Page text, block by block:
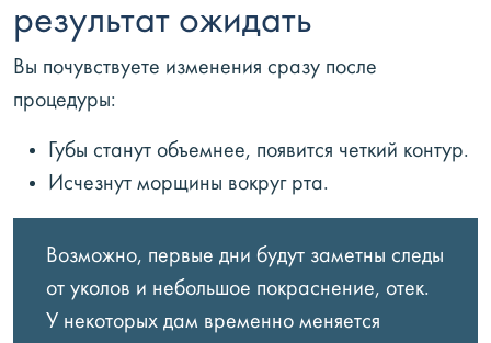
результат ожидать
Вы почувствуете изменения сразу после
процедуры:
Губы станут объемнее, появится четкий контур.
Исчезнут морщины вокруг рта.
Возможно, первые дни будут заметны следы
от уколов и небольшое покраснение, отек.
У некоторых дам временно меняется